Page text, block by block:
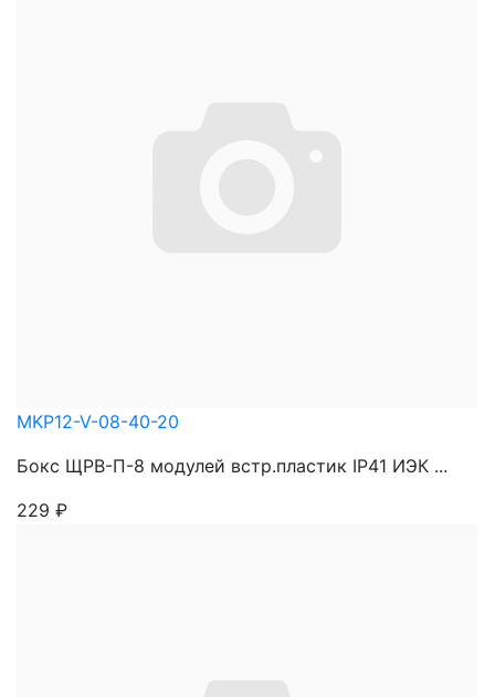
MKP12-V-08-40-20
Бокс ЩРВ-П-8 модулей встр.пластик IP41 ИЭК ...
229 ₽